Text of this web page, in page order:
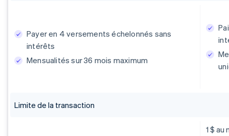
Payer en 4 versements échelonnés sans
intérêts
Mensualités sur 36 mois maximum
Limite de la transaction
1 $ au